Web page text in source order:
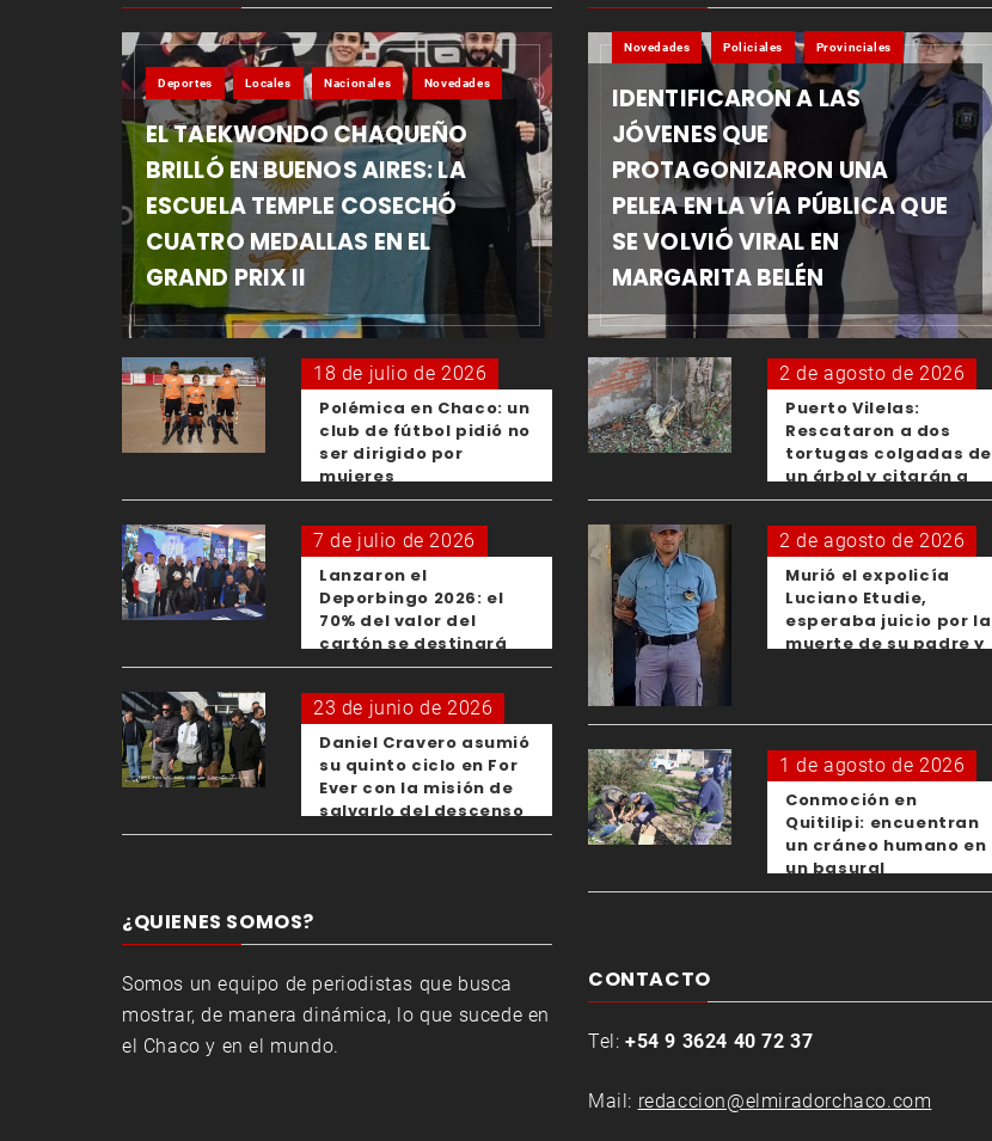
Deportes Locales Nacionales Novedades
EL TAEKWONDO CHAQUEÑO
BRILLÓ EN BUENOS AIRES: LA
ESCUELA TEMPLE COSECHÓ
CUATRO MEDALLAS EN EL
GRAND PRIX II
18 de julio de 2026
Polémica en Chaco: un
club de fútbol pidió no
ser dirigido por
mujeres
7 de julio de 2026
Lanzaron el
Deporbingo 2026: el
70% del valor del
cartón se destinará
para los clubes
23 de junio de 2026
Daniel Cravero asumió
su quinto ciclo en For
Ever con la misión de
salvarlo del descenso
¿QUIENES SOMOS?
Somos un equipo de periodistas que busca
mostrar, de manera dinámica, lo que sucede en
el Chaco y en el mundo.
Novedades Policiales Provinciales
IDENTIFICARON A LAS
JÓVENES QUE
PROTAGONIZARON UNA
PELEA EN LA VÍA PÚBLICA QUE
SE VOLVIÓ VIRAL EN
MARGARITA BELÉN
2 de agosto de 2026
Puerto Vilelas:
Rescataron a dos
tortugas colgadas de
un árbol y citarán a
los padres de los
menores responsables
2 de agosto de 2026
Murió el expolicía
Luciano Etudie,
esperaba juicio por la
muerte de su padre y
1 de agosto de 2026
Conmoción en
Quitilipi: encuentran
un cráneo humano en
un basural
CONTACTO
Tel: +54 9 3624 40 72 37
Mail: redaccion@elmiradorchaco.com